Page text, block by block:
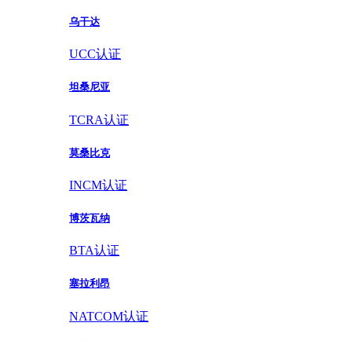
乌干达
UCC认证
坦桑尼亚
TCRA认证
莫桑比克
INCM认证
博茨瓦纳
BTA认证
塞拉利昂
NATCOM认证